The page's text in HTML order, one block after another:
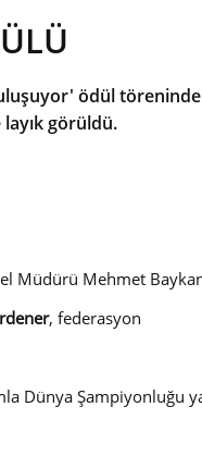
ödül töreninde
layık görüldü.
Müdürü Mehmet
, federasyon
Dünya Şampiyonluğu